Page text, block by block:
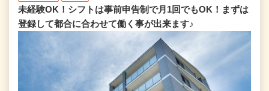
未経験OK！シフトは事前申告制で月1回でもOK！まずは
登録して都合に合わせて働く事が出来ます♪